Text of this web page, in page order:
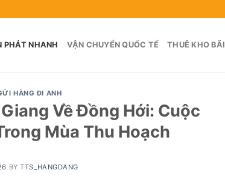
PHÁT NHANH VẬN CHUYỂN QUỐC TẾ THUÊ KHO BÃI
HÀNG ĐI ANH
Về Đồng Hới: Cuộc
Mùa Thu Hoạch
BYTTS_HANGDANG